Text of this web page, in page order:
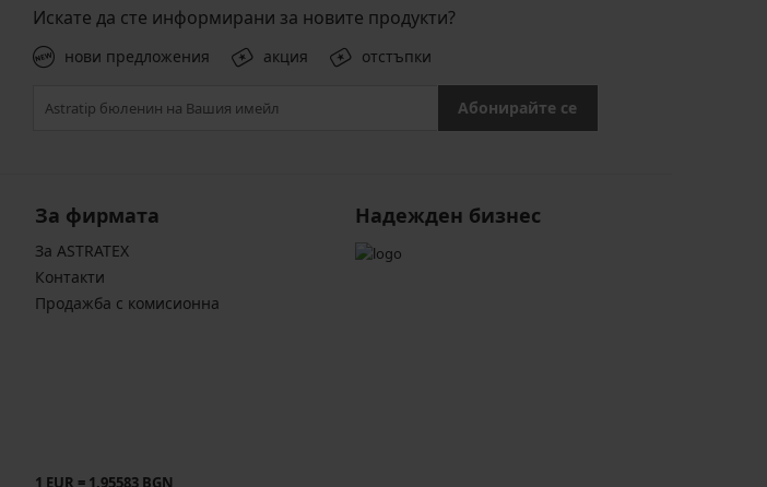
Искате да сте информирани за новите продукти?
нови предложения акция отстъпки
Абонирайте се
За фирмата
За ASTRATEX
Контакти
Продажба с комисионна
1 EUR = 1.95583 BGN
Надежден бизнес